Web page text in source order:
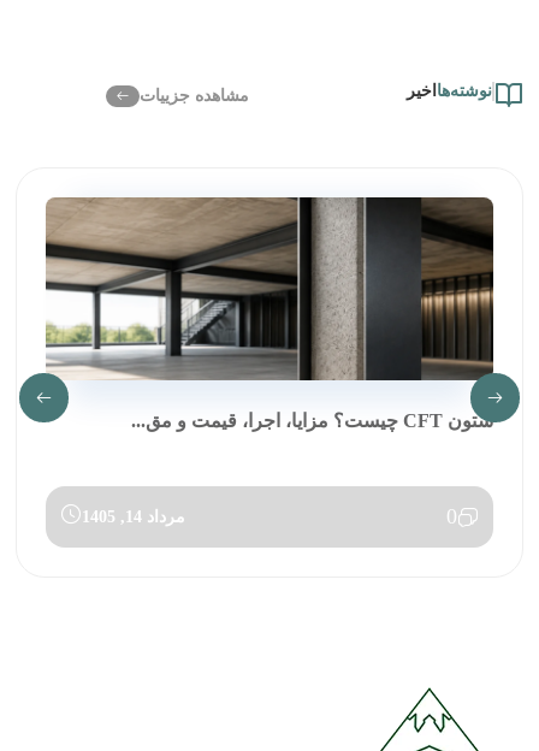
نوشته‌ها اخیر مشاهده جزییات
ستون CFT چیست؟ مزایا، اجرا، قیمت و مق...
0 مرداد 14, 1405